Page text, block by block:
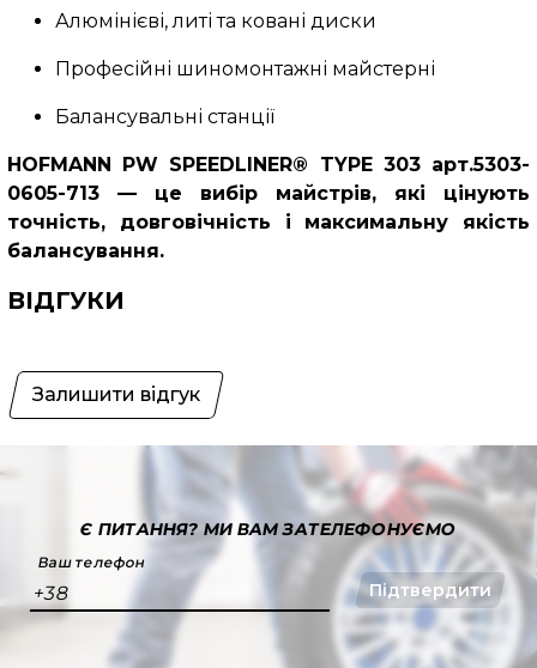
Алюмінієві, литі та ковані диски
Професійні шиномонтажні майстерні
Балансувальні станції
HOFMANN PW SPEEDLINER® TYPE 303 арт.5303-
0605-713 — це вибір майстрів, які цінують
точність, довговічність і максимальну якість
балансування.
ВІДГУКИ
Залишити відгук
Є ПИТАННЯ?МИ ВАМ ЗАТЕЛЕФОНУЄМО
Ваш телефон
+38 Підтвердити